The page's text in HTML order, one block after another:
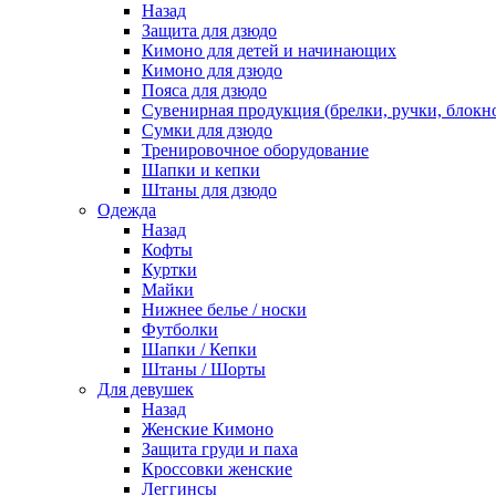
Назад
Защита для дзюдо
Кимоно для детей и начинающих
Кимоно для дзюдо
Пояса для дзюдо
Сувенирная продукция (брелки, ручки,
Сумки для дзюдо
Тренировочное оборудование
Шапки и кепки
Штаны для дзюдо
Одежда
Назад
Кофты
Куртки
Майки
Нижнее белье / носки
Футболки
Шапки / Кепки
Штаны / Шорты
Для девушек
Назад
Женские Кимоно
Защита груди и паха
Кроссовки женские
Леггинсы